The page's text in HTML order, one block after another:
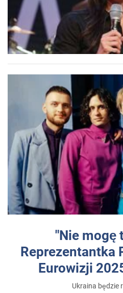
"Nie mogę
Reprezentantka
Eurowizji
Ukraina będzie